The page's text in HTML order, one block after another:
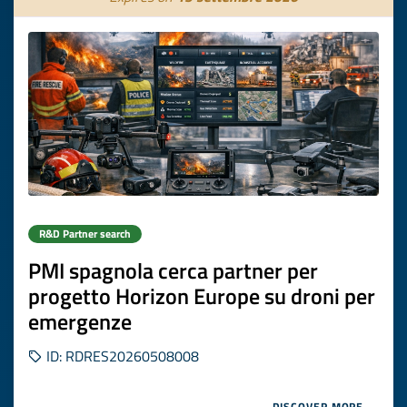
R&D Partner search
PMI spagnola cerca partner per
progetto Horizon Europe su droni per
emergenze
ID: RDRES20260508008